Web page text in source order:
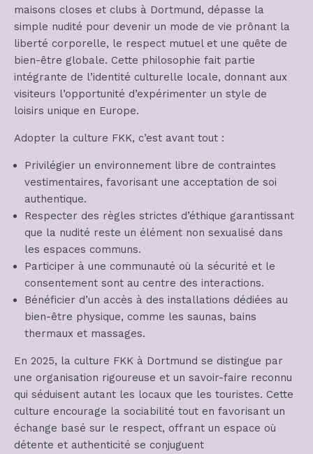
maisons closes et clubs à Dortmund, dépasse la
simple nudité pour devenir un mode de vie prônant la
liberté corporelle, le respect mutuel et une quête de
bien-être globale. Cette philosophie fait partie
intégrante de l’identité culturelle locale, donnant aux
visiteurs l’opportunité d’expérimenter un style de
loisirs unique en Europe.
Adopter la culture FKK, c’est avant tout :
Privilégier un environnement libre de contraintes
vestimentaires, favorisant une acceptation de soi
authentique.
Respecter des règles strictes d’éthique garantissant
que la nudité reste un élément non sexualisé dans
les espaces communs.
Participer à une communauté où la sécurité et le
consentement sont au centre des interactions.
Bénéficier d’un accès à des installations dédiées au
bien-être physique, comme les saunas, bains
thermaux et massages.
En 2025, la culture FKK à Dortmund se distingue par
une organisation rigoureuse et un savoir-faire reconnu
qui séduisent autant les locaux que les touristes. Cette
culture encourage la sociabilité tout en favorisant un
échange basé sur le respect, offrant un espace où
détente et authenticité se conjuguent